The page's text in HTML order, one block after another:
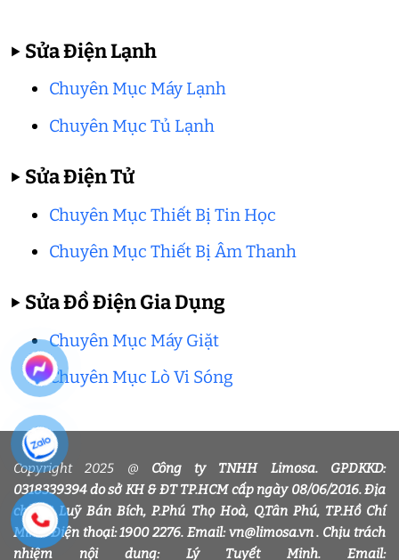
▶ Sửa Điện Lạnh
Chuyên Mục Máy Lạnh
Chuyên Mục Tủ Lạnh
▶ Sửa Điện Tử
Chuyên Mục Thiết Bị Tin Học
Chuyên Mục Thiết Bị Âm Thanh
▶ Sửa Đồ Điện Gia Dụng
Chuyên Mục Máy Giặt
Chuyên Mục Lò Vi Sóng
Copyright 2025 @ Công ty TNHH Limosa. GPDKKD:
0318339394 do sở KH & ĐT TP.HCM cấp ngày 08/06/2016. Địa
chỉ: 32 Luỹ Bán Bích, P.Phú Thọ Hoà, Q.Tân Phú, TP.Hồ Chí
Minh. Điện thoại: 1900 2276. Email: vn@limosa.vn . Chịu trách
nhiệm nội dung: Lý Tuyết Minh. Email: